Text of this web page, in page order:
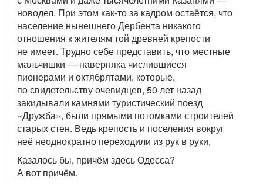
новодел. При этом как-то за кадром остаётся, что
население нынешнего Дербента никакого
отношения к жителям той древней крепости
не имеет. Трудно себе представить, что местные
мальчишки — наверняка числившиеся
пионерами и октябрятами, которые,
по свидетельству очевидцев, 50 лет назад
закидывали камнями туристический поезд
«Дружба», были прямыми потомками строителей
старых стен. Ведь крепость и поселения вокруг
неё неоднократно переходили из рук в руки,
Казалось бы, причём здесь Одесса?
А вот причём.